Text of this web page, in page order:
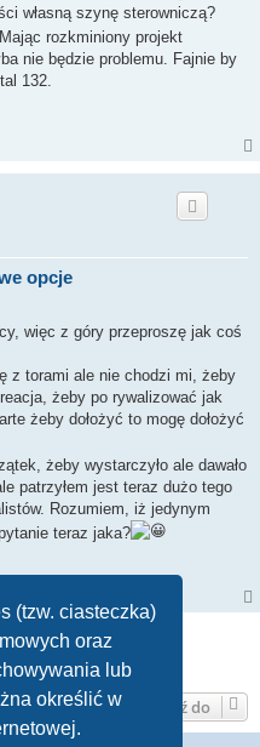
(tzw. ciasteczka)
oraz
lub
określić w
własną szynę sterowniczą?
Mając rozkminiony projekt
nie będzie problemu. Fajnie by
132.
opcje
więc z góry przeproszę jak coś
z torami ale nie chodzi mi, żeby
żeby po rywalizować jak
żeby dołożyć to mogę dołożyć
żeby wystarczyło ale dawało
patrzyłem jest teraz dużo tego
Rozumiem, iż jedynym
teraz jaka?
1z1
Przejdź do